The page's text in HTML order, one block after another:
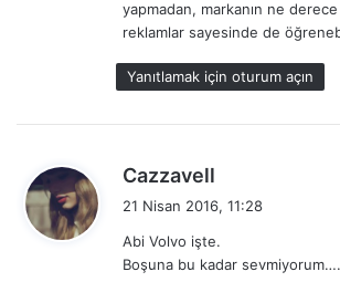
i
yapmadan, markanın ne
reklamlar sayesinde de
Yanıtlamak için oturum açın
Cazzavell
i
k
21 Nisan 2016, 11:28
Abi Volvo işte.
Boşuna bu kadar sevmiyorum….